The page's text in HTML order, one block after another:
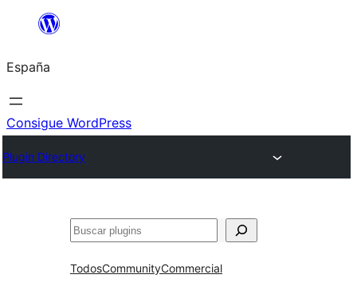
Saltar
contenido
España
Consigue WordPress
Plugin Directory
Buscar
TodosCommunityCommercial